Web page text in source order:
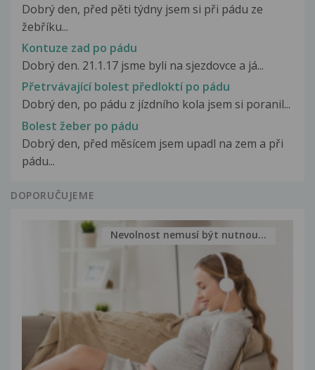
Dobrý den, před pěti týdny jsem si při pádu ze
žebříku...
Kontuze zad po pádu
Dobrý den. 21.1.17 jsme byli na sjezdovce a já...
Přetrvávající bolest předloktí po pádu
Dobrý den, po pádu z jízdního kola jsem si poranil...
Bolest žeber po pádu
Dobrý den, před měsícem jsem upadl na zem a při
pádu...
DOPORUČUJEME
Nevolnost nemusí být nutnou...